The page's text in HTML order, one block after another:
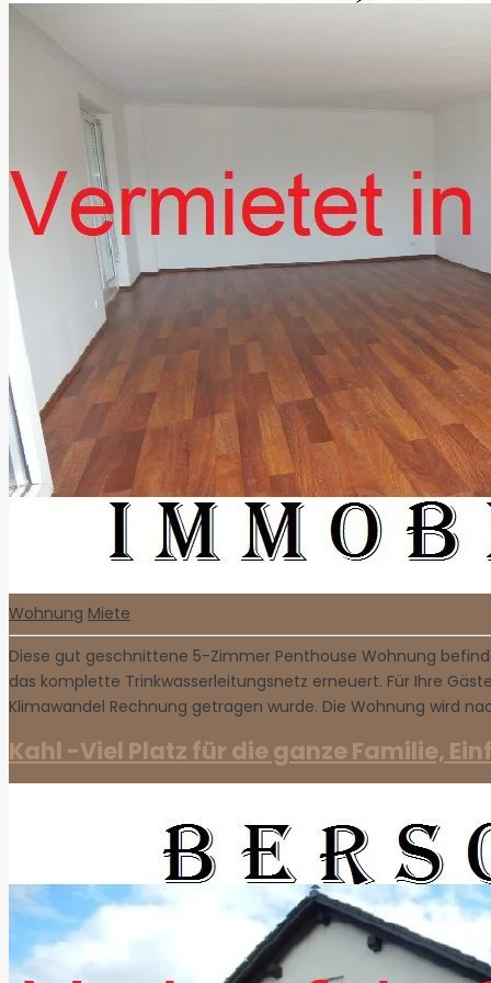
Wohnung Miete
Diese gut geschnittene 5-Zimmer Penthouse Wohnung
das komplette Trinkwasserleitungsnetz erneuert. Für Ihre
Klimawandel Rechnung getragen wurde. Die Wohnung wird
Kahl -Viel Platz für die ganze Familie,